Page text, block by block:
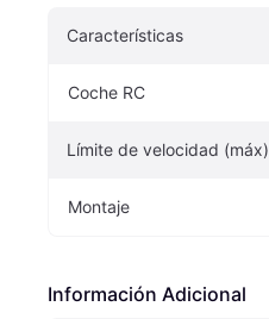
Características
Coche RC
Límite de velocidad (máx)
Montaje
Información Adicional